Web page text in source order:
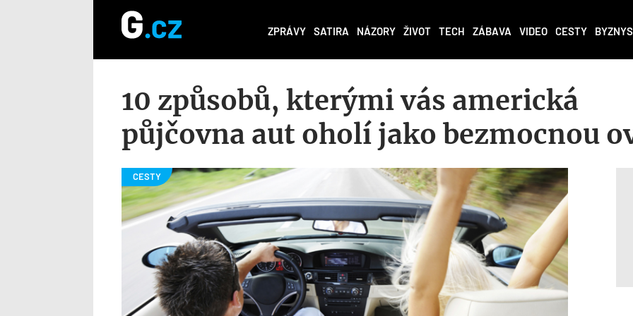
ZPRÁVY SATIRA NÁZORY ŽIVOT TECH ZÁBAVA VIDEO CESTY BYZNYS
10 způsobů, kterými vás americká
půjčovna aut oholí jako bezmocnou